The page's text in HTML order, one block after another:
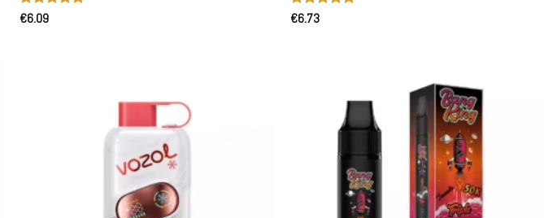
Note
€6.09 Note
€6.73